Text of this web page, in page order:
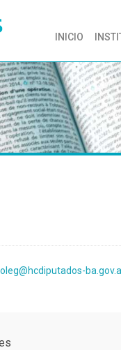
INICIO